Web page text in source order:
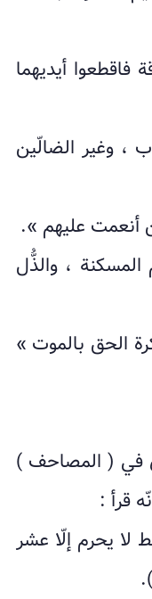
فاقطعوا أیدیهما
، وغیر الضالّین
أنعمت علیهم ».
، والذُّل
الحق بالموت »
في ( المصاحف )
قرأ :
یحرم إلّا عشر